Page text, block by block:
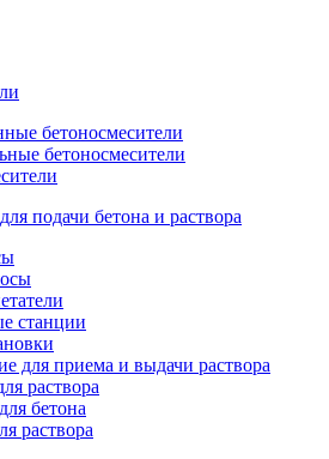
бетоносмесители
бетоносмесители
подачи бетона и раствора
станции
для приема и выдачи раствора
раствора
бетона
раствора